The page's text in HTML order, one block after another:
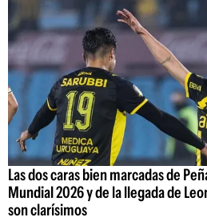
Las dos caras bien marcadas de
Mundial 2026 y de la llegada de
son clarísimos